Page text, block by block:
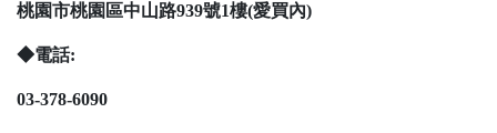
桃園市桃園區中山路939號1樓(愛買內)
◆電話:
03-378-6090